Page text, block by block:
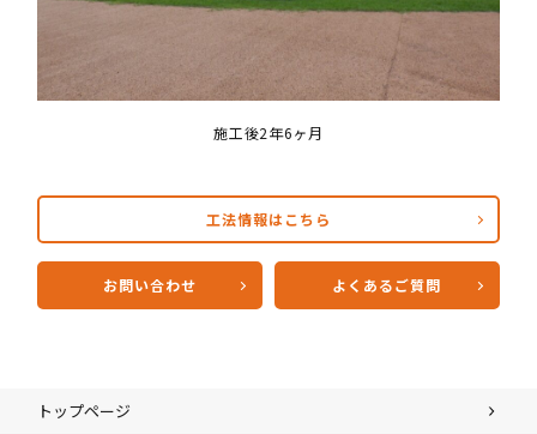
施工後2年6ヶ月
工法情報はこちら
お問い合わせ よくあるご質問
トップページ